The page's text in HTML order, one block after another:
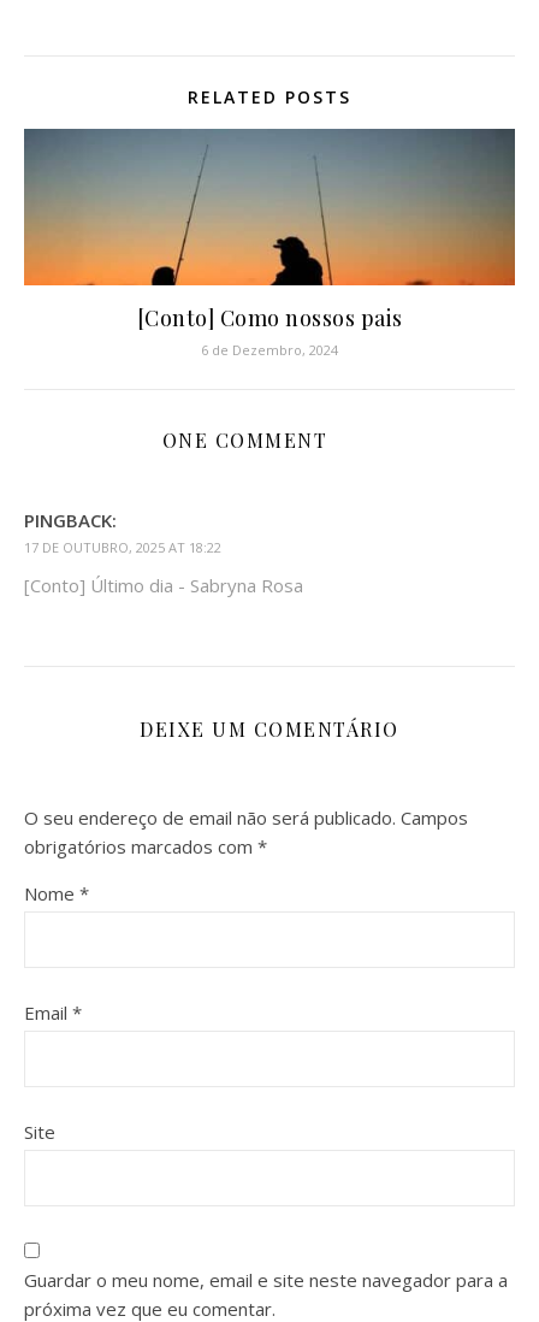
RELATED POSTS
[Conto] Como nossos pais
6 de Dezembro, 2024
ONE COMMENT
PINGBACK:
17 DE OUTUBRO, 2025 AT 18:22
[Conto] Último dia - Sabryna Rosa
DEIXE UM COMENTÁRIO
O seu endereço de email não será publicado. Campos
obrigatórios marcados com *
Nome *
Email *
Site
Guardar o meu nome, email e site neste navegador para a
próxima vez que eu comentar.